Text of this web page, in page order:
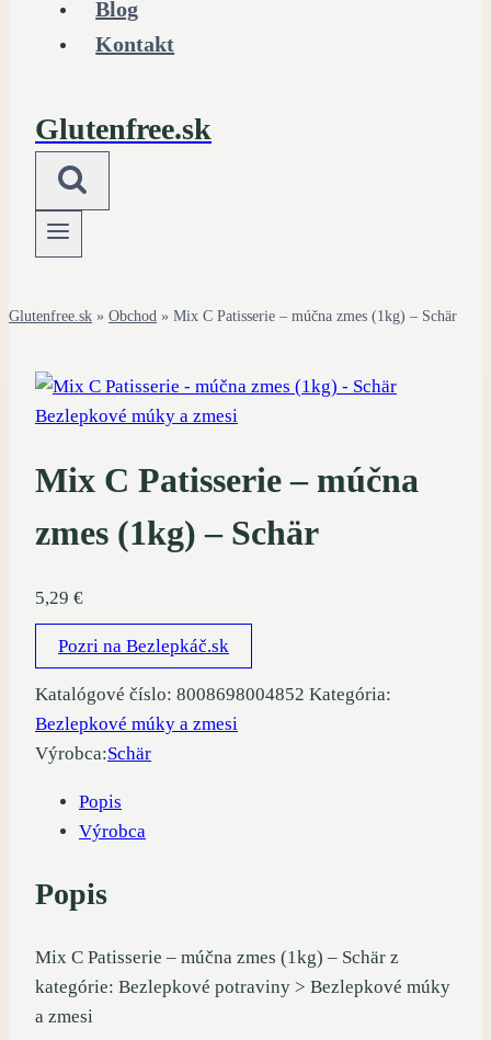
Blog
Kontakt
Glutenfree.sk
Glutenfree.sk » Obchod » Mix C Patisserie – múčna zmes (1kg) – Schär
Bezlepkové múky a zmesi
Mix C Patisserie – múčna
zmes (1kg) – Schär
5,29 €
Pozri na Bezlepkáč.sk
Katalógové číslo: 8008698004852 Kategória:
Bezlepkové múky a zmesi
Výrobca:Schär
Popis
Výrobca
Popis
Mix C Patisserie – múčna zmes (1kg) – Schär z
kategórie: Bezlepkové potraviny > Bezlepkové múky
a zmesi